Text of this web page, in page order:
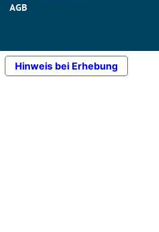
AGB
Hinweis bei Erhebung